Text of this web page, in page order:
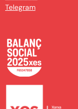
Telegram